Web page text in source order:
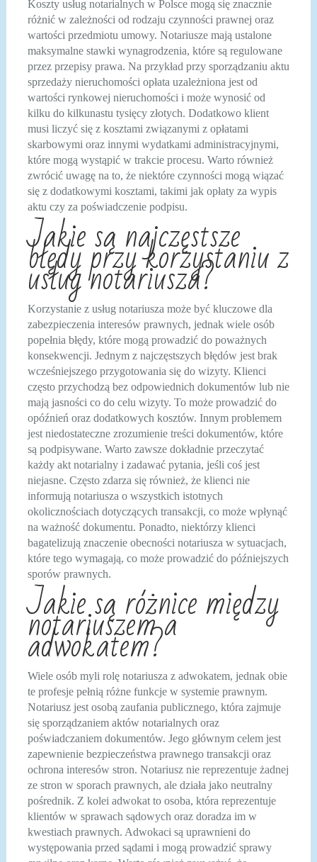
Koszty usług notarialnych w Polsce mogą się znacznie
różnić w zależności od rodzaju czynności prawnej oraz
wartości przedmiotu umowy. Notariusze mają ustalone
maksymalne stawki wynagrodzenia, które są regulowane
przez przepisy prawa. Na przykład przy sporządzaniu aktu
sprzedaży nieruchomości opłata uzależniona jest od
wartości rynkowej nieruchomości i może wynosić od
kilku do kilkunastu tysięcy złotych. Dodatkowo klient
musi liczyć się z kosztami związanymi z opłatami
skarbowymi oraz innymi wydatkami administracyjnymi,
które mogą wystąpić w trakcie procesu. Warto również
zwrócić uwagę na to, że niektóre czynności mogą wiązać
się z dodatkowymi kosztami, takimi jak opłaty za wypis
aktu czy za poświadczenie podpisu.
Jakie są najczęstsze
błędy przy korzystaniu z
usług notariusza?
Korzystanie z usług notariusza może być kluczowe dla
zabezpieczenia interesów prawnych, jednak wiele osób
popełnia błędy, które mogą prowadzić do poważnych
konsekwencji. Jednym z najczęstszych błędów jest brak
wcześniejszego przygotowania się do wizyty. Klienci
często przychodzą bez odpowiednich dokumentów lub nie
mają jasności co do celu wizyty. To może prowadzić do
opóźnień oraz dodatkowych kosztów. Innym problemem
jest niedostateczne zrozumienie treści dokumentów, które
są podpisywane. Warto zawsze dokładnie przeczytać
każdy akt notarialny i zadawać pytania, jeśli coś jest
niejasne. Często zdarza się również, że klienci nie
informują notariusza o wszystkich istotnych
okolicznościach dotyczących transakcji, co może wpłynąć
na ważność dokumentu. Ponadto, niektórzy klienci
bagatelizują znaczenie obecności notariusza w sytuacjach,
które tego wymagają, co może prowadzić do późniejszych
sporów prawnych.
Jakie są różnice między
notariuszem a
adwokatem?
Wiele osób myli rolę notariusza z adwokatem, jednak obie
te profesje pełnią różne funkcje w systemie prawnym.
Notariusz jest osobą zaufania publicznego, która zajmuje
się sporządzaniem aktów notarialnych oraz
poświadczaniem dokumentów. Jego głównym celem jest
zapewnienie bezpieczeństwa prawnego transakcji oraz
ochrona interesów stron. Notariusz nie reprezentuje żadnej
ze stron w sporach prawnych, ale działa jako neutralny
pośrednik. Z kolei adwokat to osoba, która reprezentuje
klientów w sprawach sądowych oraz doradza im w
kwestiach prawnych. Adwokaci są uprawnieni do
występowania przed sądami i mogą prowadzić sprawy